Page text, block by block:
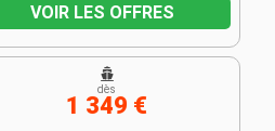
VOIR LES OFFRES
dès
1 349 €